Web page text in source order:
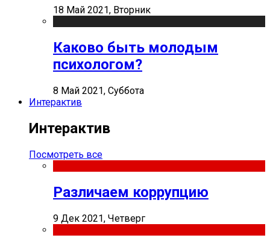
18 Май 2021, Вторник
Каково быть молодым
психологом?
8 Май 2021, Суббота
Интерактив
Интерактив
Посмотреть все
Различаем коррупцию
9 Дек 2021, Четверг